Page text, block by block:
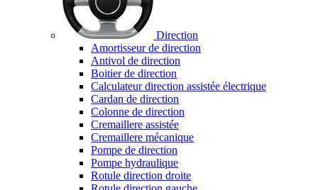
Direction
Amortisseur de direction
Antivol de direction
Boitier de direction
Calculateur direction assistée électrique
Cardan de direction
Colonne de direction
Cremaillere assistée
Cremaillere mécanique
Pompe de direction
Pompe hydraulique
Rotule direction droite